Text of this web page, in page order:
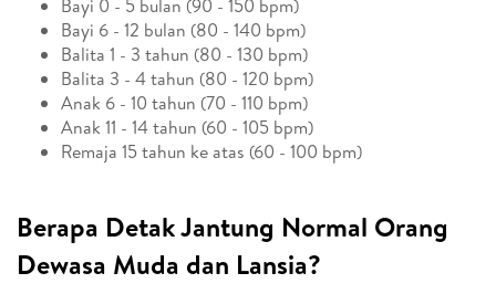
Bayi 0 - 5 bulan (90 - 150 bpm)
Bayi 6 - 12 bulan (80 - 140 bpm)
Balita 1 - 3 tahun (80 - 130 bpm)
Balita 3 - 4 tahun (80 - 120 bpm)
Anak 6 - 10 tahun (70 - 110 bpm)
Anak 11 - 14 tahun (60 - 105 bpm)
Remaja 15 tahun ke atas (60 - 100 bpm)
Berapa Detak Jantung Normal Orang
Dewasa Muda dan Lansia?